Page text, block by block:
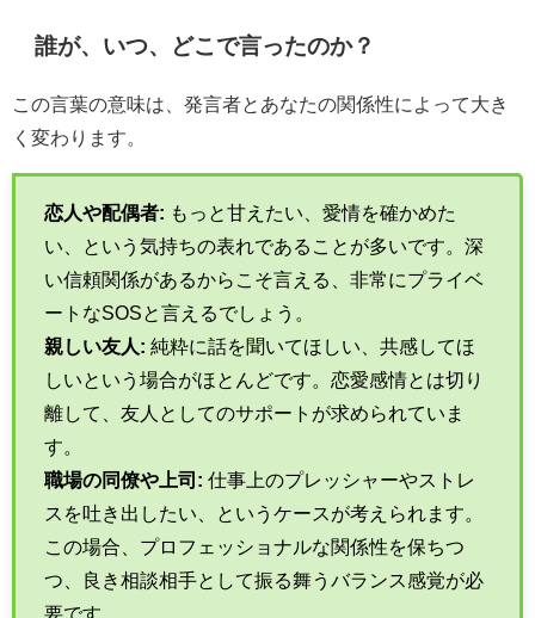
誰が、いつ、どこで言ったのか？
この言葉の意味は、発言者とあなたの関係性によって大き
く変わります。
恋人や配偶者: もっと甘えたい、愛情を確かめた
い、という気持ちの表れであることが多いです。深
い信頼関係があるからこそ言える、非常にプライベ
ートなSOSと言えるでしょう。
親しい友人: 純粋に話を聞いてほしい、共感してほ
しいという場合がほとんどです。恋愛感情とは切り
離して、友人としてのサポートが求められていま
す。
職場の同僚や上司: 仕事上のプレッシャーやストレ
スを吐き出したい、というケースが考えられます。
この場合、プロフェッショナルな関係性を保ちつ
つ、良き相談相手として振る舞うバランス感覚が必
要です。